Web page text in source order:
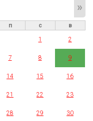
»
п с
в
1
2
7 8 9
14 15 16
21 22 23
28 29 30